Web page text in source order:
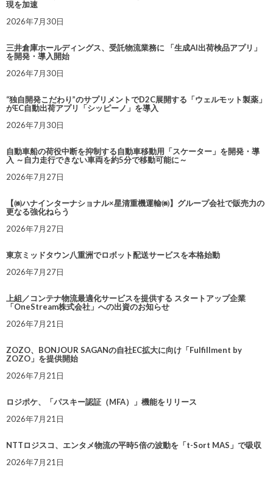
現を加速
2026年7月30日
三井倉庫ホールディングス、受託物流業務に 「生成AI出荷検品アプリ」
を開発・導入開始
2026年7月30日
“独自開発こだわり”のサプリメントでD2C展開する「ウェルモット製薬」
がEC自動出荷アプリ「シッピーノ」を導入
2026年7月30日
自動車船の荷役中断を抑制する自動車移動用「スケーター」を開発・導
入 ～自力走行できない車両を約5分で移動可能に～
2026年7月27日
【㈱ハナインターナショナル×星清重機運輸㈱】グループ会社で販売力の
更なる強化ねらう
2026年7月27日
東京ミッドタウン八重洲でロボット配送サービスを本格始動
2026年7月27日
上組／コンテナ物流最適化サービスを提供する スタートアップ企業
「OneStream株式会社」への出資のお知らせ
2026年7月21日
ZOZO、BONJOUR SAGANの自社EC拡大に向け「Fulfillment by
ZOZO」を提供開始
2026年7月21日
ロジポケ、「パスキー認証（MFA）」機能をリリース
2026年7月21日
NTTロジスコ、エンタメ物流の平時5倍の波動を「t-Sort MAS」で吸収
2026年7月21日